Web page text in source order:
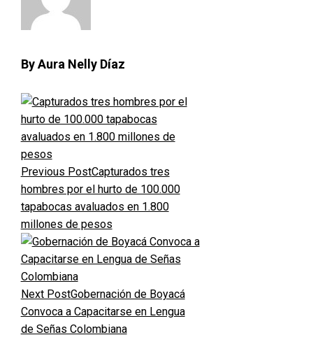
By Aura Nelly Díaz
Previous PostCapturados tres
hombres por el hurto de 100.000
tapabocas avaluados en 1.800
millones de pesos
Next PostGobernación de Boyacá
Convoca a Capacitarse en Lengua
de Señas Colombiana